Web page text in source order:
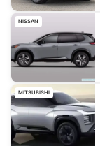
NISSAN
MITSUBISHI